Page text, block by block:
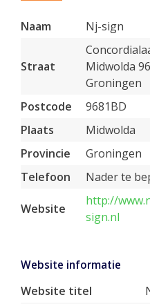
Naam Nj-sign
Straat
Midwolda
Groningen
Postcode
9681BD
Plaats
Midwolda
Provincie
Groningen
Telefoon
Nader te
Website
http://
sign.nl
Website informatie
Website titel